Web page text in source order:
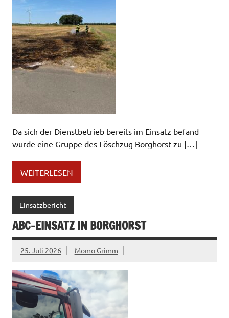
Da sich der Dienstbetrieb bereits im Einsatz befand
wurde eine Gruppe des Löschzug Borghorst zu […]
WEITERLESEN
Einsatzbericht
ABC-EINSATZ IN BORGHORST
25. Juli 2026 Momo Grimm